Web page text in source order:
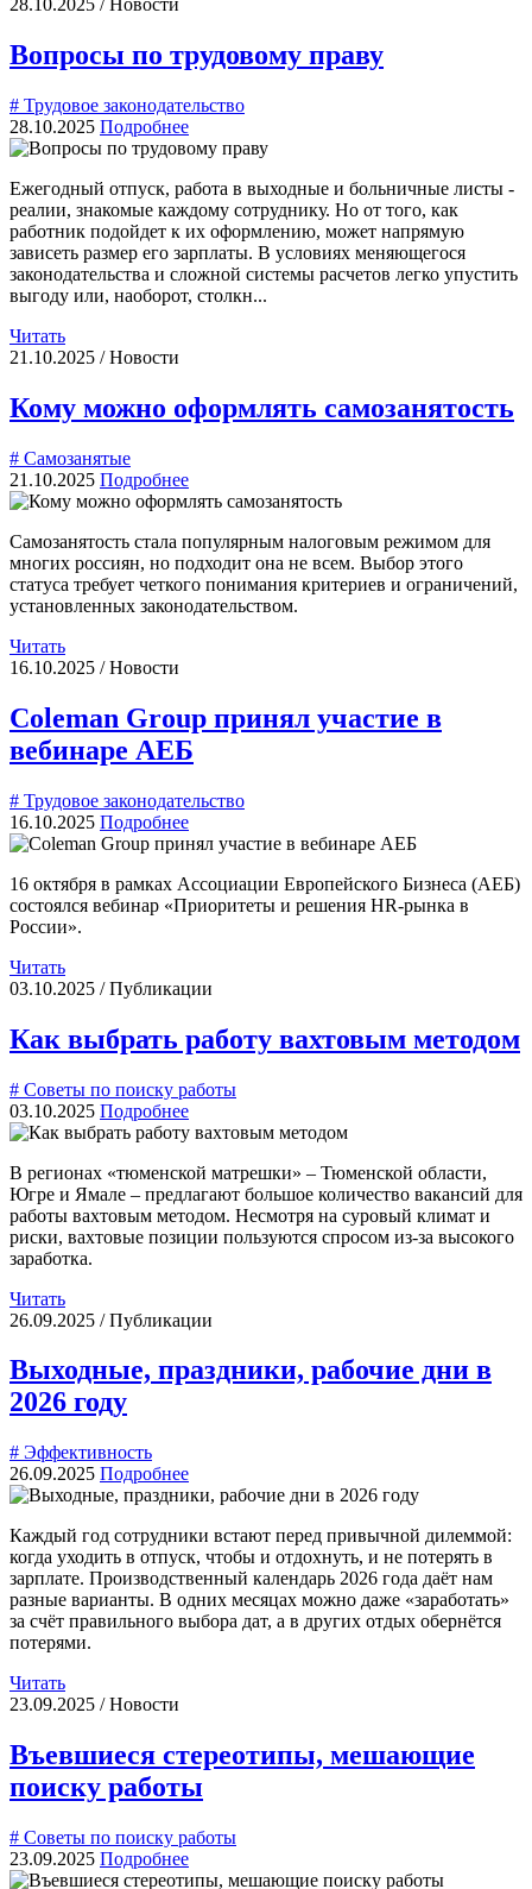
28.10.2025 / Новости
Вопросы по трудовому праву
# Трудовое законодательство
28.10.2025 Подробнее
Ежегодный отпуск, работа в выходные и больничные листы -
реалии, знакомые каждому сотруднику. Но от того, как
работник подойдет к их оформлению, может напрямую
зависеть размер его зарплаты. В условиях меняющегося
законодательства и сложной системы расчетов легко упустить
выгоду или, наоборот, столкн...
Читать
21.10.2025 / Новости
Кому можно оформлять самозанятость
# Самозанятые
21.10.2025 Подробнее
Самозанятость стала популярным налоговым режимом для
многих россиян, но подходит она не всем. Выбор этого
статуса требует четкого понимания критериев и ограничений,
установленных законодательством.
Читать
16.10.2025 / Новости
Coleman Group принял участие в
вебинаре АЕБ
# Трудовое законодательство
16.10.2025 Подробнее
16 октября в рамках Ассоциации Европейского Бизнеса (АЕБ)
состоялся вебинар «Приоритеты и решения HR-рынка в
России».
Читать
03.10.2025 / Публикации
Как выбрать работу вахтовым методом
# Советы по поиску работы
03.10.2025 Подробнее
В регионах «тюменской матрешки» – Тюменской области,
Югре и Ямале – предлагают большое количество вакансий для
работы вахтовым методом. Несмотря на суровый климат и
риски, вахтовые позиции пользуются спросом из-за высокого
заработка.
Читать
26.09.2025 / Публикации
Выходные, праздники, рабочие дни в
2026 году
# Эффективность
26.09.2025 Подробнее
Каждый год сотрудники встают перед привычной дилеммой:
когда уходить в отпуск, чтобы и отдохнуть, и не потерять в
зарплате. Производственный календарь 2026 года даёт нам
разные варианты. В одних месяцах можно даже «заработать»
за счёт правильного выбора дат, а в других отдых обернётся
потерями.
Читать
23.09.2025 / Новости
Въевшиеся стереотипы, мешающие
поиску работы
# Советы по поиску работы
23.09.2025 Подробнее